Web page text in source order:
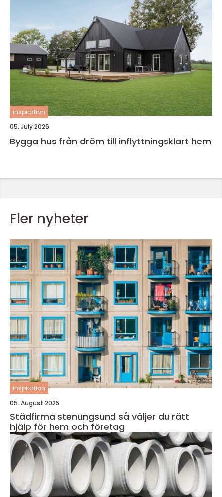
inspiration
05. July 2026
Bygga hus från dröm till inflyttningsklart hem
Fler nyheter
inspiration
05. August 2026
Städfirma stenungsund så väljer du rätt
hjälp för hem och företag